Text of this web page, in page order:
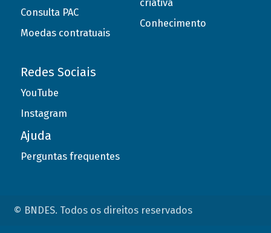
Consulta PAC
Moedas contratuais
criativa
Conhecimento
Redes Sociais
YouTube
Instagram
Ajuda
Perguntas frequentes
© BNDES. Todos os direitos reservados